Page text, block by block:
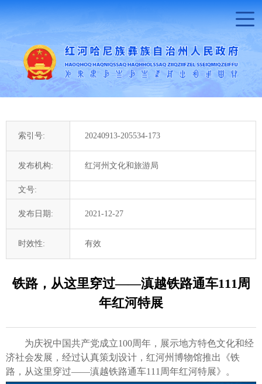
索引号: 20240913-205534-173
发布机构: 红河州文化和旅游局
文号:
发布日期: 2021-12-27
时效性: 有效
铁路，从这里穿过——滇越铁路通车111周
年红河特展
为庆祝中国共产党成立100周年，展示地方特色文化和经
济社会发展，经过认真策划设计，红河州博物馆推出《铁
路，从这里穿过——滇越铁路通车111周年红河特展》。